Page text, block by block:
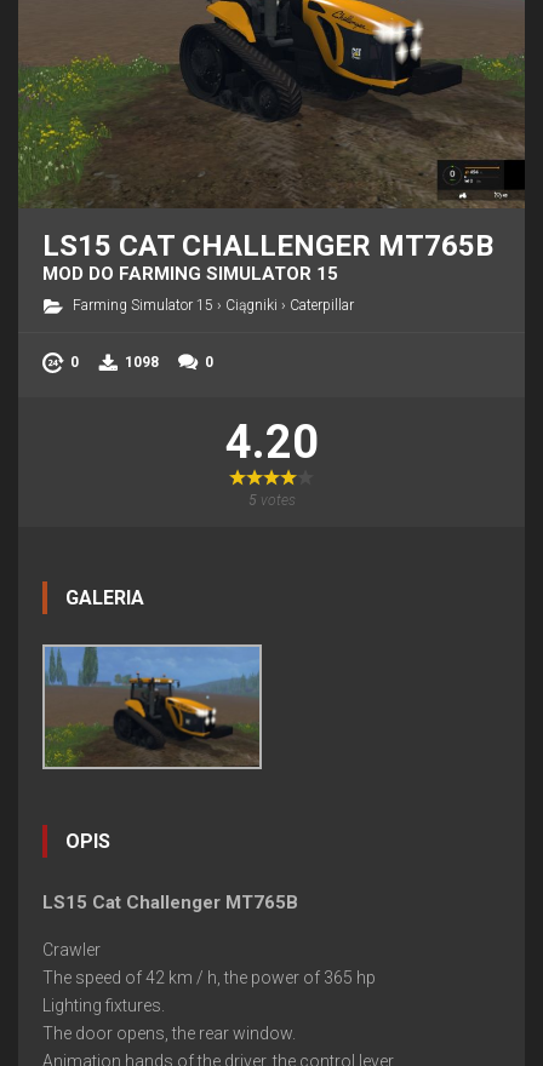
LS15 CAT CHALLENGER MT765B
MOD DO FARMING SIMULATOR 15
Farming Simulator 15 › Ciągniki › Caterpillar
0 1098 0
4.20
5votes
GALERIA
OPIS
LS15 Cat Challenger MT765B
Сrawler
The speed of 42 km / h, the power of 365 hp
Lighting fixtures.
The door opens, the rear window.
Animation hands of the driver, the control lever